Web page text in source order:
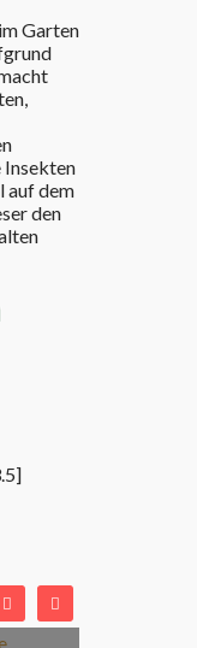
Garten
Insekten
auf dem
den
]